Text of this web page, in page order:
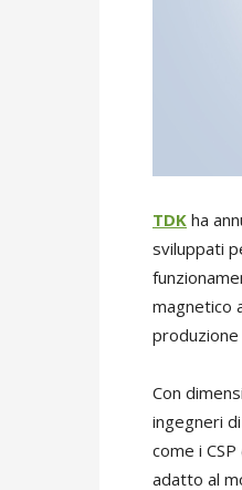
TDK ha
sviluppati
magnetico
Con
ingegneri di
come i
adatto al